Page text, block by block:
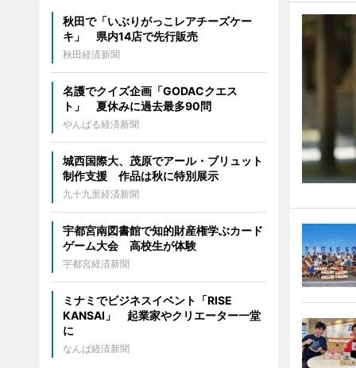
秋田で「いぶりがっこレアチーズケー
キ」 県内14店で先行販売
秋田経済新聞
名護でクイズ企画「GODACクエス
ト」 夏休みに過去最多90問
やんばる経済新聞
城西国際大、茂原でアール・ブリュット
制作支援 作品は秋に特別展示
九十九里経済新聞
宇都宮南図書館で知的財産権学ぶカード
ゲーム大会 高校生が体験
宇都宮経済新聞
ミナミでビジネスイベント「RISE
KANSAI」 起業家やクリエーター一堂
に
なんば経済新聞